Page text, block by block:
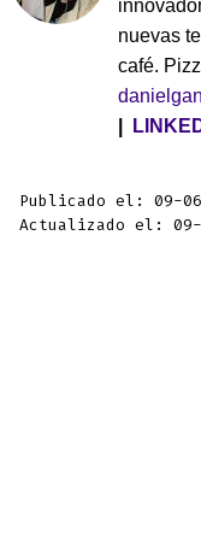
nuevas
café.
Publicado el: 09-
Actualizado el: 09-